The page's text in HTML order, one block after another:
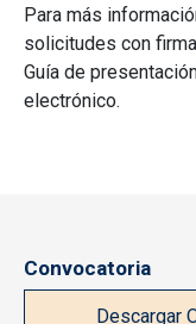
Para más
solicitudes con
Guía de
electrónico.
Convocatoria
Documento
Descargar